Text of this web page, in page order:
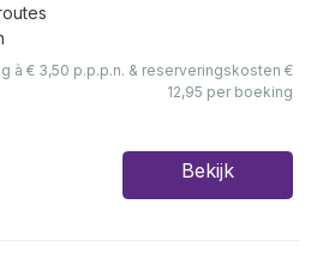
à € 3,50 p.p.p.n. & reserveringskosten €
12,95 per boeking
Bekijk